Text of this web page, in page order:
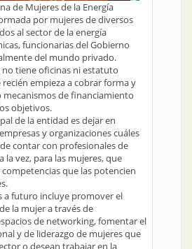
de Mujeres de la Energía
por mujeres de diversos
al sector de la energía
funcionarias del Gobierno
del mundo privado.
tiene oficinas ni estatuto
empieza a cobrar forma y
mecanismos de financiamiento
objetivos.
de la entidad es dejar en
y organizaciones cuáles
contar con profesionales de
la vez, para las mujeres, que
que las potencien
a futuro incluye promover el
la mujer a través de
de networking, fomentar el
y de liderazgo de mujeres que
o desean trabajar en la